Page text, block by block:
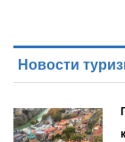
Новости